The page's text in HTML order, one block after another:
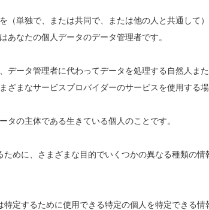
単独で、または共同で、または他の人と共通して
あなたの個人データのデータ管理者です。
ータ管理者に代わってデータを処理する自然人また
まなサービスプロバイダーのサービスを使用する場
の主体である生きている個人のことです。
めに、さまざまな目的でいくつかの異なる種類の情
定するために使用できる特定の個人を特定できる